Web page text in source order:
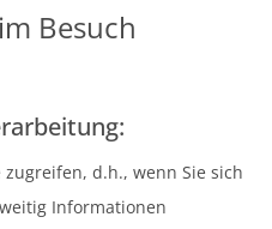
Besuch
d.h., wenn Sie sich
Informationen